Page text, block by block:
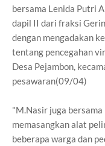
bersama Lenida Putri
dapil II dari fraksi
dengan mengadakan
tentang pencegahan
Desa Pejambon,
pesawaran(09/04)
"M.Nasir juga
memasangkan alat
beberapa warga dan